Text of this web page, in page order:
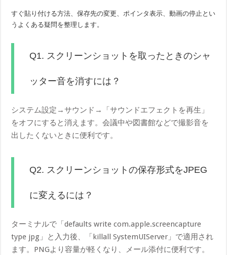
すぐ貼り付ける方法、保存先の変更、ポインタ表示、動画の停止とい
うよくある疑問を整理します。
Q1. スクリーンショットを取ったときのシャ
ッター音を消すには？
システム設定→サウンド→「サウンドエフェクトを再生」
をオフにすると消えます。会議中や図書館などで撮影音を
出したくないときに便利です。
Q2. スクリーンショットの保存形式をJPEG
に変えるには？
ターミナルで「default​s write com.apple.screencapture
type jpg」と入力後、「kill​all SystemUIServer」で適用され
ます。PNGより容量が軽くなり、メール添付に便利です。